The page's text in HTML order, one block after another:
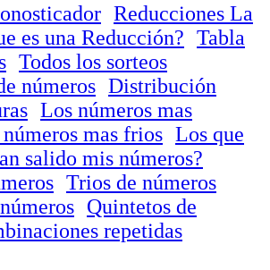
Reducciones La
es una Reducción? Tabla
Todos los sorteos
números Distribución
Los números mas
mas frios Los que
salido mis números?
Trios de números
Quintetos de
repetidas